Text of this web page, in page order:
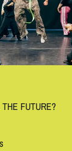
FUTURE?